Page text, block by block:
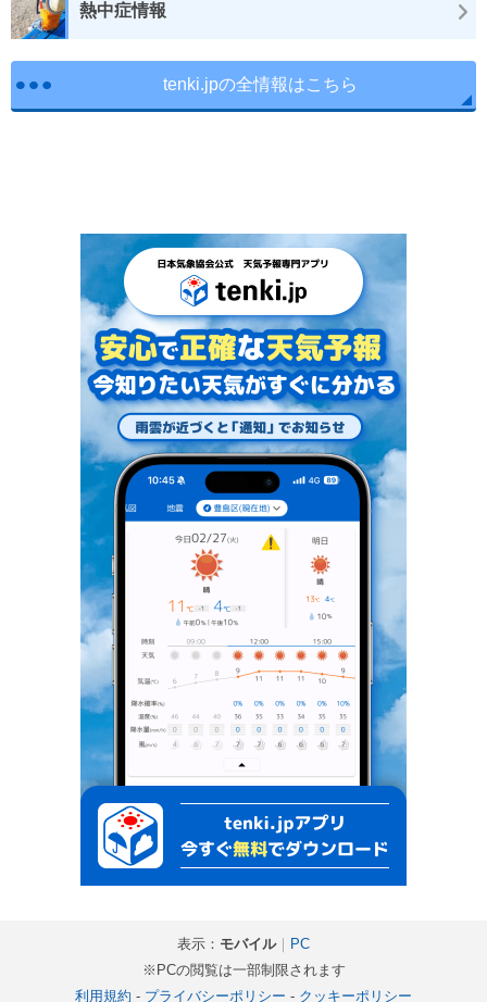
熱中症情報
tenki.jpの全情報はこちら
表示： モバイル｜
PC
※PCの閲覧は一部制限されます
利用規約 - プライバシーポリシー - クッキーポリシー